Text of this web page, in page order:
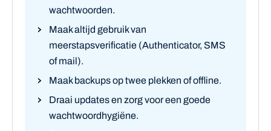
wachtwoorden.
Maak altijd gebruik van
meerstapsverificatie (Authenticator, SMS
of mail).
Maak backups op twee plekken of offline.
Draai updates en zorg voor een goede
wachtwoordhygiëne.